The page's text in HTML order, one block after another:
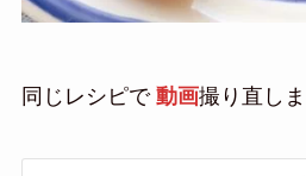
同じレシピで 動画撮り直し